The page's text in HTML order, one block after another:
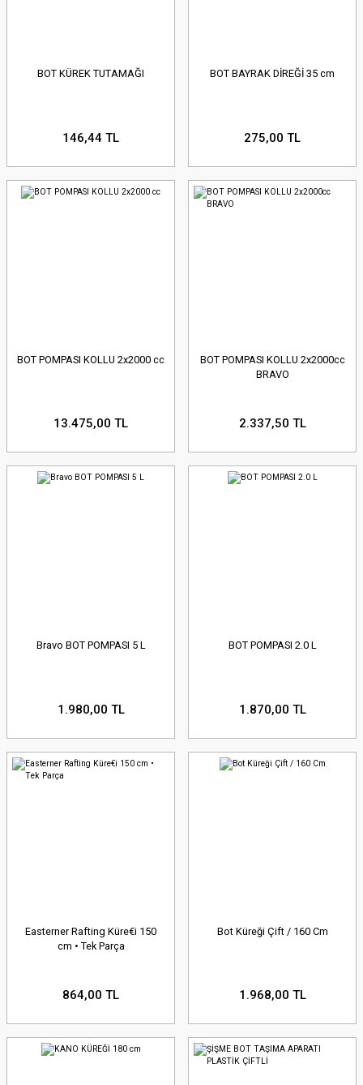
BOT KÜREK TUTAMAĞI
146,44 TL
BOT BAYRAK DİREĞİ 35 cm
275,00 TL
BOT POMPASI KOLLU 2x2000 cc
13.475,00 TL
BOT POMPASI KOLLU 2x2000cc
BRAVO
2.337,50 TL
Bravo BOT POMPASI 5 L
1.980,00 TL
BOT POMPASI 2.0 L
1.870,00 TL
Easterner Rafting Küre€i 150
cm • Tek Parça
864,00 TL
Bot Küreği Çift / 160 Cm
1.968,00 TL